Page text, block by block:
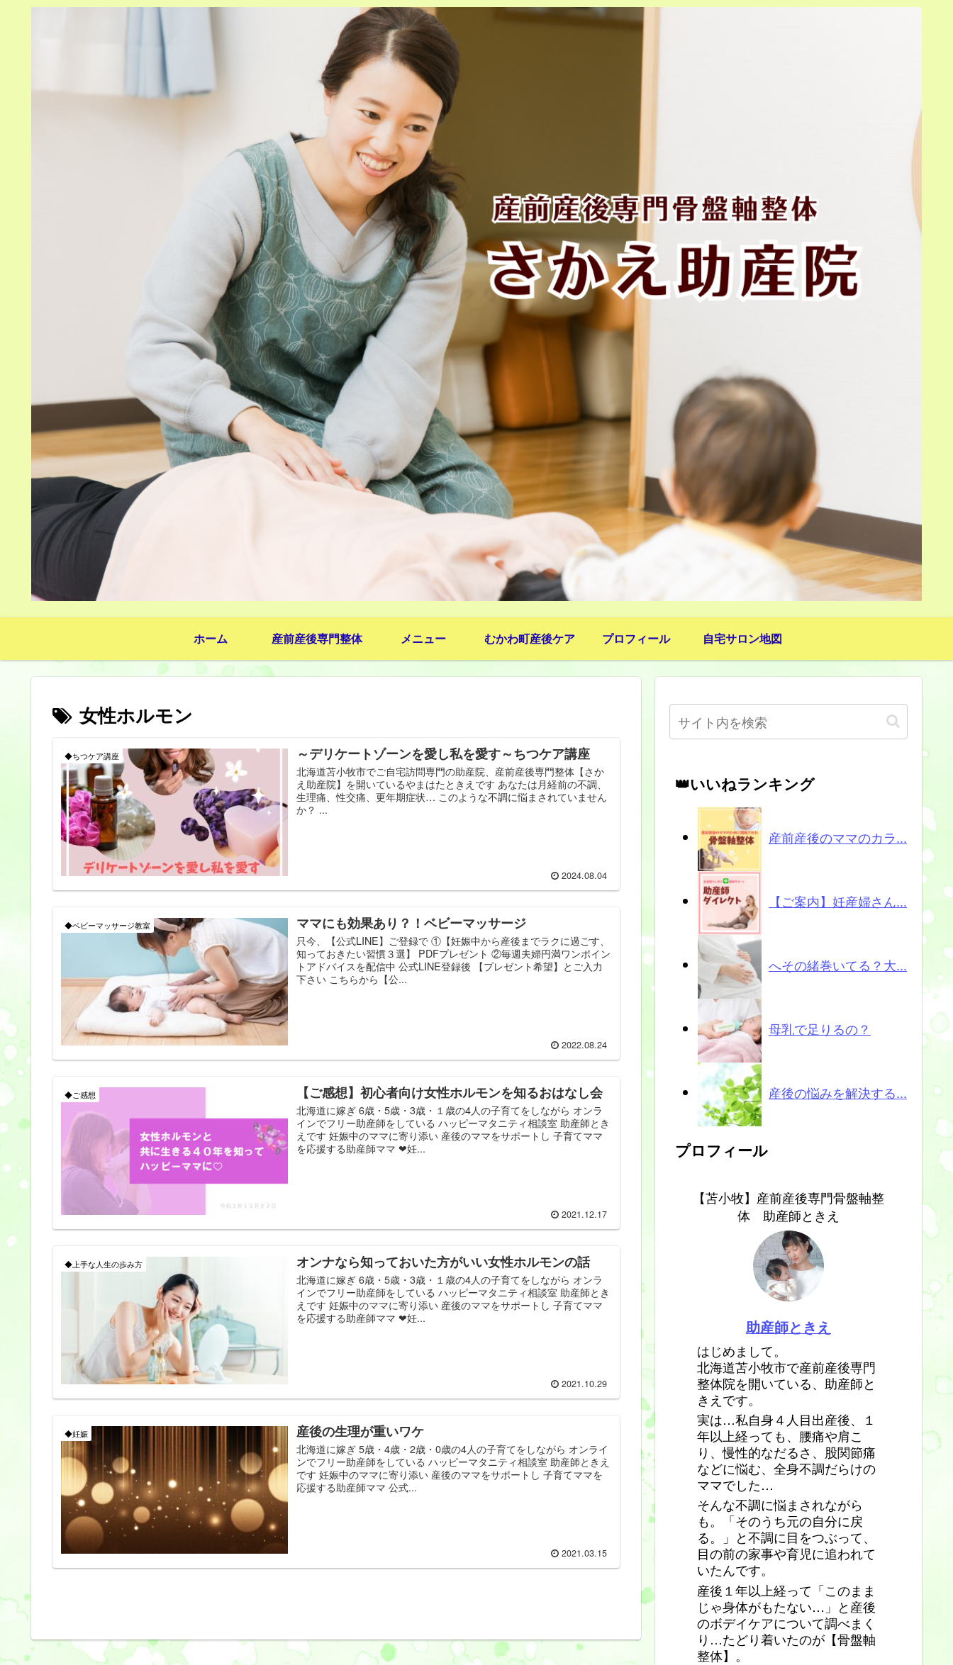
ホーム 産前産後専門整体 メニュー むかわ町産後ケア プロフィール 自宅サロン地図
女性ホルモン
◆ちつケア講座 ～デリケートゾーンを愛し私を愛す～ちつケア講座
北海道苫小牧市でご自宅訪問専門の助産院、産前産後専門整体【さか
え助産院】を開いているやまはたときえです あなたは月経前の不調、
生理痛、性交痛、更年期症状… このような不調に悩まされていません
か？ ...
2024.08.04
◆ベビーマッサージ教室 ママにも効果あり？！ベビーマッサージ
只今、【公式LINE】ご登録で ①【妊娠中から産後までラクに過ごす、
知っておきたい習慣３選】 PDFプレゼント ②毎週夫婦円満ワンポイン
トアドバイスを配信中 公式LINE登録後 【プレゼント希望】とご入力
下さい こちらから【公...
2022.08.24
◆ご感想 【ご感想】初心者向け女性ホルモンを知るおはなし会
北海道に嫁ぎ 6歳・5歳・3歳・１歳の4人の子育てをしながら オンラ
インでフリー助産師をしている ハッピーマタニティ相談室 助産師とき
えです 妊娠中のママに寄り添い 産後のママをサポートし 子育てママ
を応援する助産師ママ ❤妊...
2021.12.17
◆上手な人生の歩み方 オンナなら知っておいた方がいい女性ホルモンの話
北海道に嫁ぎ 6歳・5歳・3歳・１歳の4人の子育てをしながら オンラ
インでフリー助産師をしている ハッピーマタニティ相談室 助産師とき
えです 妊娠中のママに寄り添い 産後のママをサポートし 子育てママ
を応援する助産師ママ ❤妊...
2021.10.29
◆妊娠 産後の生理が重いワケ
北海道に嫁ぎ 5歳・4歳・2歳・0歳の4人の子育てをしながら オンライ
ンでフリー助産師をしている ハッピーマタニティ相談室 助産師ときえ
です 妊娠中のママに寄り添い 産後のママをサポートし 子育てママを
応援する助産師ママ 公式...
2021.03.15
👑いいねランキング
産前産後のママのカラ...
【ご案内】妊産婦さん...
へその緒巻いてる？大...
母乳で足りるの？
産後の悩みを解決する...
プロフィール
【苫小牧】産前産後専門骨盤軸整
体 助産師ときえ
助産師ときえ
はじめまして。
北海道苫小牧市で産前産後専門
整体院を開いている、助産師と
きえです。
実は…私自身４人目出産後、１
年以上経っても、腰痛や肩こ
り、慢性的なだるさ、股関節痛
などに悩む、全身不調だらけの
ママでした…
そんな不調に悩まされながら
も。「そのうち元の自分に戻
る。」と不調に目をつぶって、
目の前の家事や育児に追われて
いたんです。
産後１年以上経って「このまま
じゃ身体がもたない…」と産後
のボデイケアについて調べまく
り…たどり着いたのが【骨盤軸
整体】。